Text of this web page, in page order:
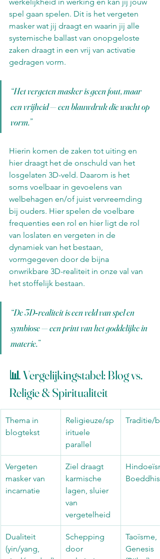
spel gaan spelen. Dit is het vergeten
masker wat jij draagt en waarin jij alle
systemische ballast van onopgeloste
zaken draagt in een vrij van activatie
gedragen vorm.
“Het vergeten masker is geen fout, maar
een vrijheid — een blauwdruk die wacht op
vorm.”
Hierin komen de zaken tot uiting en
hier draagt het de onschuld van het
losgelaten 3D-veld. Daarom is het
soms voelbaar in gevoelens van
welbehagen en/of juist vervreemding
bij ouders. Hier spelen de voelbare
frequenties een rol en hier ligt de rol
van loslaten en vergeten in de
dynamiek van het bestaan,
vormgegeven door de bijna
onwrikbare 3D-realiteit in onze val van
het stoffelijk bestaan.
“De 3D‑realiteit is een veld van spel en
symbiose — een print van het goddelijke in
materie.”
📊 Vergelijkingstabel: Blog vs.
Religie & Spiritualiteit
Thema in
blogtekst
Religieuze/sp
irituele
parallel
Traditie/
Vergeten
masker van
incarnatie
Ziel draagt
karmische
lagen, sluier
van
vergetelheid
Dualiteit
(yin/yang,
Schepping
door
Taoïsme,
Genesis